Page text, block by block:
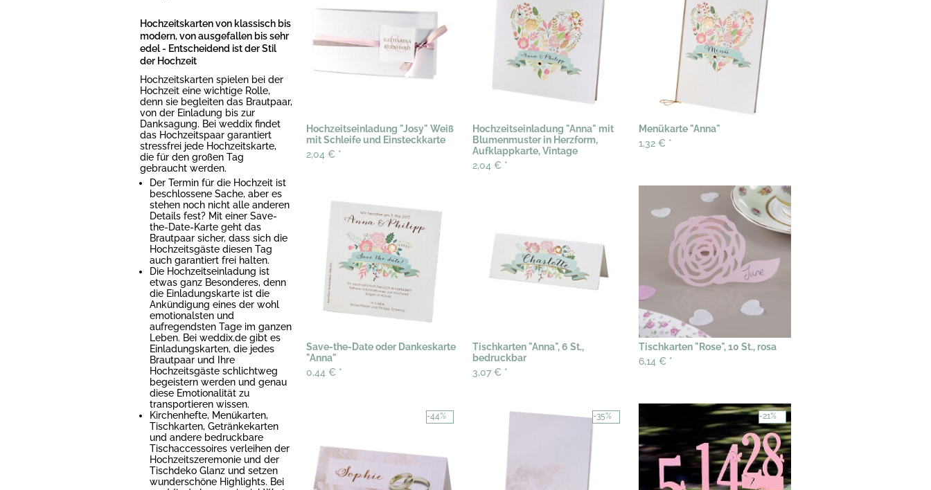
Hochzeitskarten von klassisch bis
modern, von ausgefallen bis sehr
edel - Entscheidend ist der Stil
der Hochzeit
Hochzeitskarten spielen bei der
Hochzeit eine wichtige Rolle,
denn sie begleiten das Brautpaar,
von der Einladung bis zur
Danksagung. Bei weddix findet
das Hochzeitspaar garantiert
stressfrei jede Hochzeitskarte,
die für den großen Tag
gebraucht werden.
Der Termin für die Hochzeit ist
beschlossene Sache, aber es
stehen noch nicht alle anderen
Details fest? Mit einer Save-
the-Date-Karte geht das
Brautpaar sicher, dass sich die
Hochzeitsgäste diesen Tag
auch garantiert frei halten.
Die Hochzeitseinladung ist
etwas ganz Besonderes, denn
die Einladungskarte ist die
Ankündigung eines der wohl
emotionalsten und
aufregendsten Tage im ganzen
Leben. Bei weddix.de gibt es
Einladungskarten, die jedes
Brautpaar und Ihre
Hochzeitsgäste schlichtweg
begeistern werden und genau
diese Emotionalität zu
transportieren wissen.
Kirchenhefte, Menükarten,
Tischkarten, Getränkekarten
und andere bedruckbare
Tischaccessoires verleihen der
Hochzeitszeremonie und der
Tischdeko Glanz und setzen
wunderschöne Highlights. Bei
Hochzeitseinladung "Josy" Weiß
mit Schleife und Einsteckkarte
2,04 € *
Hochzeitseinladung "Anna" mit
Blumenmuster in Herzform,
Aufklappkarte, Vintage
2,04 € *
Menükarte "Anna"
1,32 € *
Save-the-Date oder Dankeskarte
"Anna"
0,44 € *
Tischkarten "Anna", 6 St.,
bedruckbar
3,07 € *
Tischkarten "Rose", 10 St., rosa
6,14 € *
-44% -35% -21%